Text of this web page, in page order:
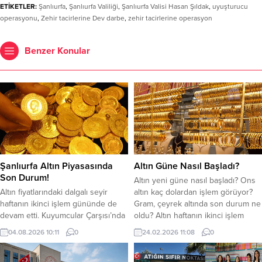
ETİKETLER: Şanlıurfa, Şanlıurfa Valiliği, Şanlıurfa Valisi Hasan Şıldak, uyuşturucu
operasyonu, Zehir tacirlerine Dev darbe, zehir tacirlerine operasyon
Benzer Konular
Şanlıurfa Altın Piyasasında
Son Durum!
Altın fiyatlarındaki dalgalı seyir
haftanın ikinci işlem gününde de
devam etti. Kuyumcular Çarşısı’nda
gram altın 6 bin 212 TL
seviyesinden işlem görürken,
yatırımcılar ve vatandaşlar
04.08.2026 10:11 0
Altın Güne Nasıl Başladı?
Altın yeni güne nasıl başladı? Ons
altın kaç dolardan işlem görüyor?
Gram, çeyrek altında son durum ne
oldu? Altın haftanın ikinci işlem
gününe yatay seyirle başladı. Gram
altın saat 11.02 itibariyle 7.304 TL
seviyelerinde işlem görüyor. Ons
24.02.2026 11:08 0